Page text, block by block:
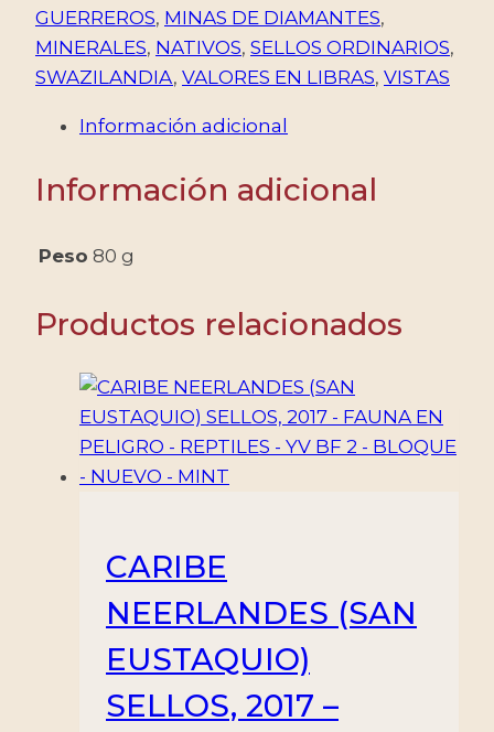
LIBRAS
-
YV
VALORES
NUEVO
MINT
GUERREROS, MINAS DE DIAMANTES,
MINERALES, NATIVOS, SELLOS ORDINARIOS,
SWAZILANDIA, VALORES EN LIBRAS, VISTAS
Información adicional
Información adicional
Peso 80 g
Productos relacionados
CARIBE
NEERLANDES (SAN
EUSTAQUIO)
SELLOS, 2017 –